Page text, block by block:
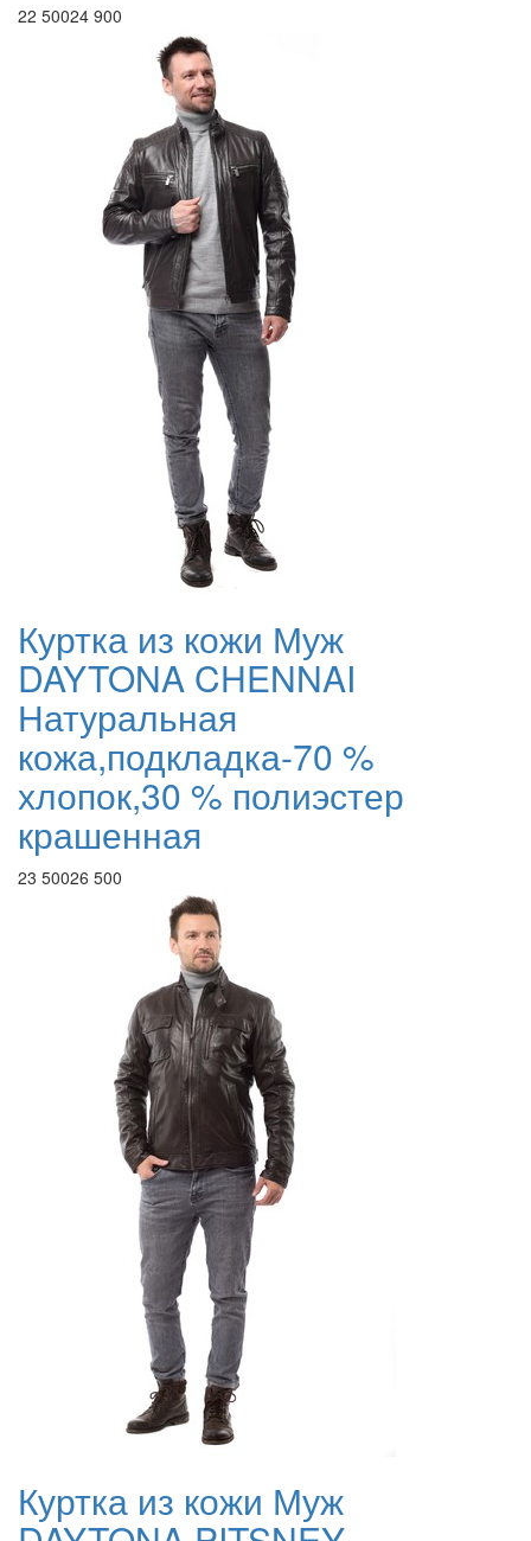
22 50024 900
Куртка из кожи Муж
DAYTONA CHENNAI
Натуральная
кожа,подкладка-70 %
хлопок,30 % полиэстер
крашенная
23 50026 500
Куртка из кожи Муж